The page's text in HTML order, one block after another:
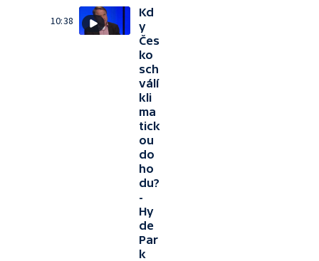
10:38
Kd
y
Čes
ko
sch
válí
kli
ma
tick
ou
do
ho
du?
-
Hy
de
Par
k